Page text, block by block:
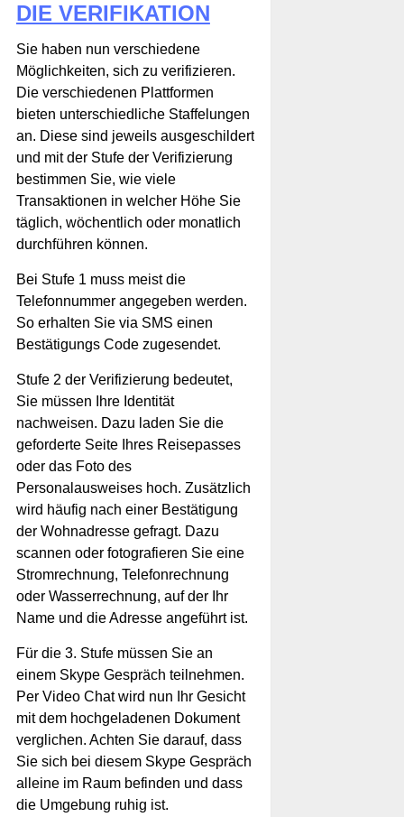
DIE VERIFIKATION
Sie haben nun verschiedene
Möglichkeiten, sich zu verifizieren.
Die verschiedenen Plattformen
bieten unterschiedliche Staffelungen
an. Diese sind jeweils ausgeschildert
und mit der Stufe der Verifizierung
bestimmen Sie, wie viele
Transaktionen in welcher Höhe Sie
täglich, wöchentlich oder monatlich
durchführen können.
Bei Stufe 1 muss meist die
Telefonnummer angegeben werden.
So erhalten Sie via SMS einen
Bestätigungs Code zugesendet.
Stufe 2 der Verifizierung bedeutet,
Sie müssen Ihre Identität
nachweisen. Dazu laden Sie die
geforderte Seite Ihres Reisepasses
oder das Foto des
Personalausweises hoch. Zusätzlich
wird häufig nach einer Bestätigung
der Wohnadresse gefragt. Dazu
scannen oder fotografieren Sie eine
Stromrechnung, Telefonrechnung
oder Wasserrechnung, auf der Ihr
Name und die Adresse angeführt ist.
Für die 3. Stufe müssen Sie an
einem Skype Gespräch teilnehmen.
Per Video Chat wird nun Ihr Gesicht
mit dem hochgeladenen Dokument
verglichen. Achten Sie darauf, dass
Sie sich bei diesem Skype Gespräch
alleine im Raum befinden und dass
die Umgebung ruhig ist.